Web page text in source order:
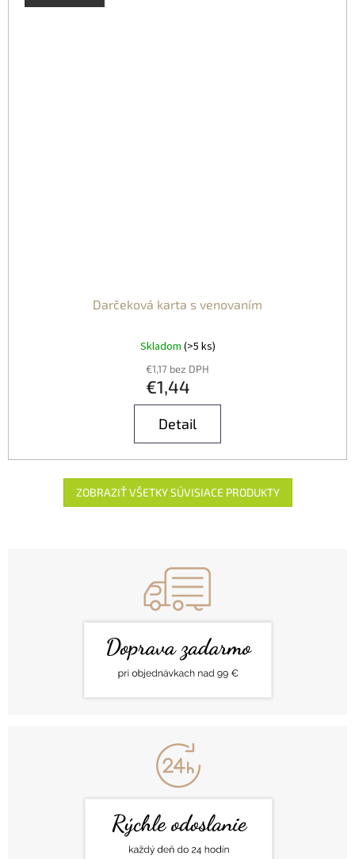
Darčeková karta s venovaním
Skladom (>5 ks)
€1,17 bez DPH
€1,44
Detail
ZOBRAZIŤ VŠETKY SÚVISIACE PRODUKTY